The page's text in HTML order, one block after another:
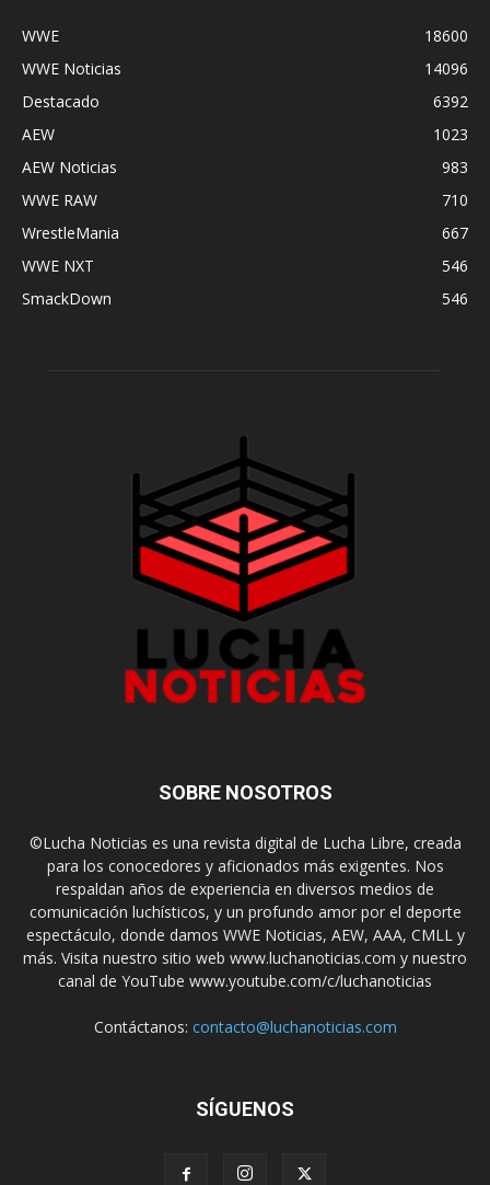
WWE
18600
WWE Noticias
14096
Destacado
6392
AEW
1023
AEW Noticias
983
WWE RAW
710
WrestleMania
667
WWE NXT
546
SmackDown
546
SOBRE NOSOTROS
©Lucha Noticias es una revista digital de Lucha Libre, creada
para los conocedores y aficionados más exigentes. Nos
respaldan años de experiencia en diversos medios de
comunicación luchísticos, y un profundo amor por el deporte
espectáculo, donde damos WWE Noticias, AEW, AAA, CMLL y
más. Visita nuestro sitio web www.luchanoticias.com y nuestro
canal de YouTube www.youtube.com/c/luchanoticias
Contáctanos: contacto@luchanoticias.com
SÍGUENOS